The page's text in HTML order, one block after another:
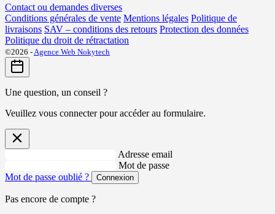
Contact ou demandes diverses
Conditions générales de vente Mentions légales Politique de
livraisons SAV – conditions des retours Protection des données
Politique du droit de rétractation
©2026 -Agence Web Nokytech
Une question, un conseil ?
Veuillez vous connecter pour accéder au formulaire.
Adresse email
Mot de passe
Mot de passe oublié ?
Connexion
Pas encore de compte ?